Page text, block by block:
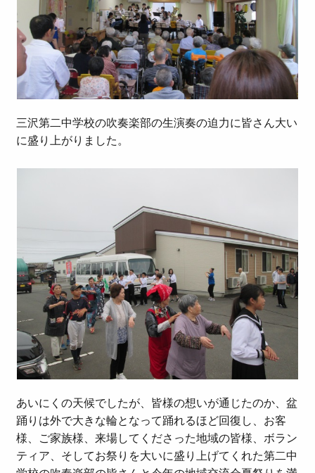
三沢第二中学校の吹奏楽部の生演奏の迫力に皆さん大い
に盛り上がりました。
あいにくの天候でしたが、皆様の想いが通じたのか、盆
踊りは外で大きな輪となって踊れるほど回復し、お客
様、ご家族様、来場してくださった地域の皆様、ボラン
ティア、そしてお祭りを大いに盛り上げてくれた第二中